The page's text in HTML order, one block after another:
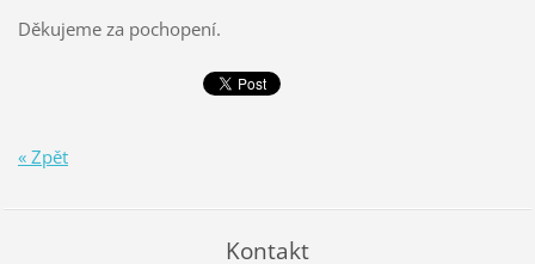
Děkujeme za pochopení.
« Zpět
Kontakt